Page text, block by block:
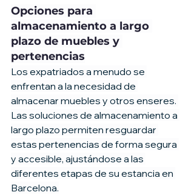
Opciones para
almacenamiento a largo
plazo de muebles y
pertenencias
Los expatriados a menudo se
enfrentan a la necesidad de
almacenar muebles y otros enseres.
Las soluciones de almacenamiento a
largo plazo permiten resguardar
estas pertenencias de forma segura
y accesible, ajustándose a las
diferentes etapas de su estancia en
Barcelona.